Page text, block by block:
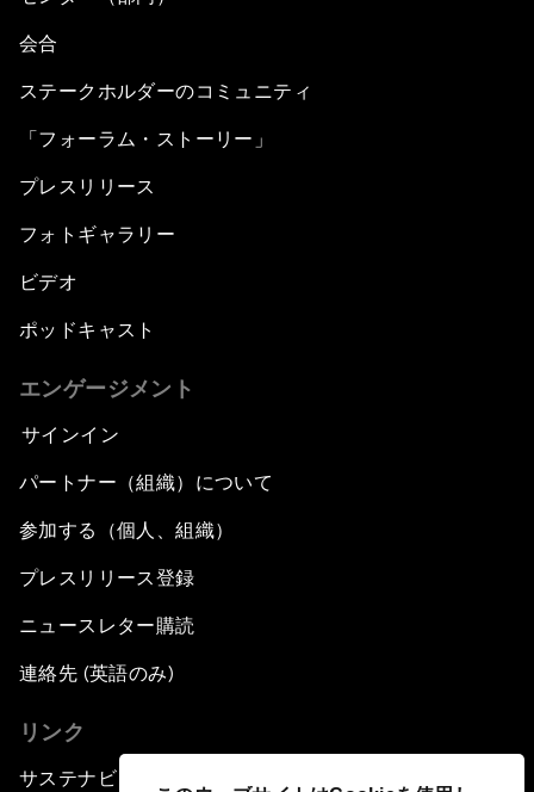
会合
ステークホルダーのコミュニティ
「フォーラム・ストーリー」
プレスリリース
フォトギャラリー
ビデオ
ポッドキャスト
エンゲージメント
サインイン
パートナー（組織）について
参加する（個人、組織）
プレスリリース登録
ニュースレター購読
連絡先 (英語のみ)
リンク
サステナビリティへの取り組み